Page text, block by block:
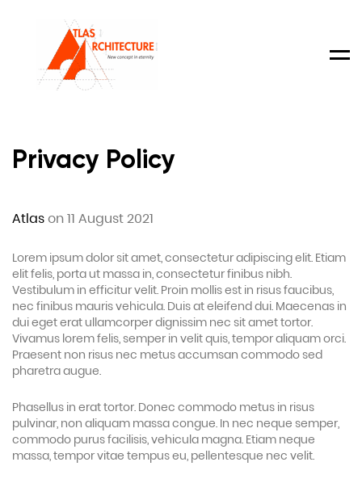
Privacy Policy
Atlason 11 August 2021
Lorem ipsum dolor sit amet, consectetur adipiscing elit. Etiam
elit felis, porta ut massa in, consectetur finibus nibh.
Vestibulum in efficitur velit. Proin mollis est in risus faucibus,
nec finibus mauris vehicula. Duis at eleifend dui. Maecenas in
dui eget erat ullamcorper dignissim nec sit amet tortor.
Vivamus lorem felis, semper in velit quis, tempor aliquam orci.
Praesent non risus nec metus accumsan commodo sed
pharetra augue.
Phasellus in erat tortor. Donec commodo metus in risus
pulvinar, non aliquam massa congue. In nec neque semper,
commodo purus facilisis, vehicula magna. Etiam neque
massa, tempor vitae tempus eu, pellentesque nec velit.